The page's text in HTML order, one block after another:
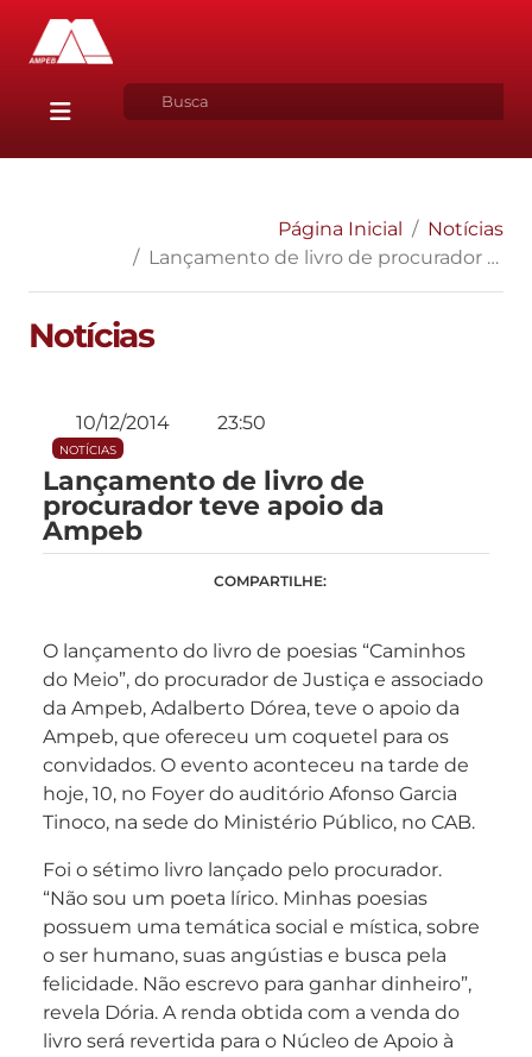
Página Inicial
Notícias
Lançamento de livro de procurador teve apoio da Ampeb
Notícias
10/12/2014 23:50
NOTÍCIAS
Lançamento de livro de
procurador teve apoio da
Ampeb
COMPARTILHE:
O lançamento do livro de poesias “Caminhos
do Meio”, do procurador de Justiça e associado
da Ampeb, Adalberto Dórea, teve o apoio da
Ampeb, que ofereceu um coquetel para os
convidados. O evento aconteceu na tarde de
hoje, 10, no Foyer do auditório Afonso Garcia
Tinoco, na sede do Ministério Público, no CAB.
Foi o sétimo livro lançado pelo procurador.
“Não sou um poeta lírico. Minhas poesias
possuem uma temática social e mística, sobre
o ser humano, suas angústias e busca pela
felicidade. Não escrevo para ganhar dinheiro”,
revela Dória. A renda obtida com a venda do
livro será revertida para o Núcleo de Apoio à